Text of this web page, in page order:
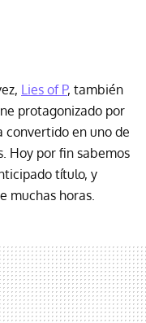
Lies of P, también
protagonizado por
convertido en uno de
Hoy por fin sabemos
título, y
muchas horas.